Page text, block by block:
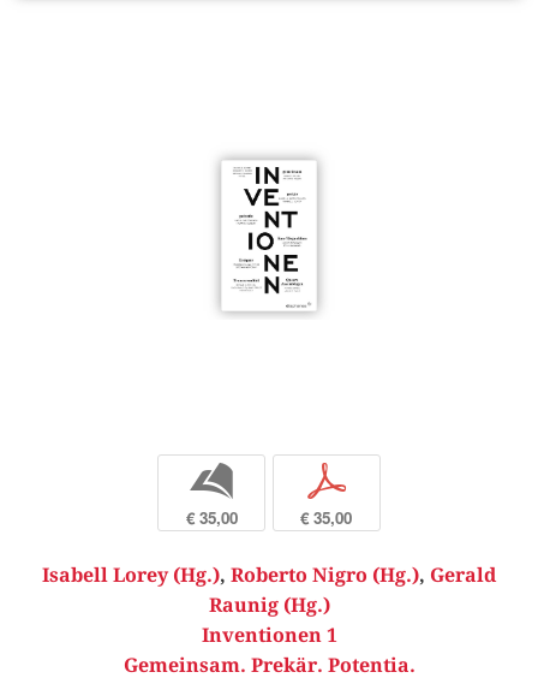
b
€ 35,00
p
€ 35,00
Isabell Lorey (Hg.), Roberto Nigro (Hg.), Gerald
Raunig (Hg.)
Inventionen 1
Gemeinsam. Prekär. Potentia.